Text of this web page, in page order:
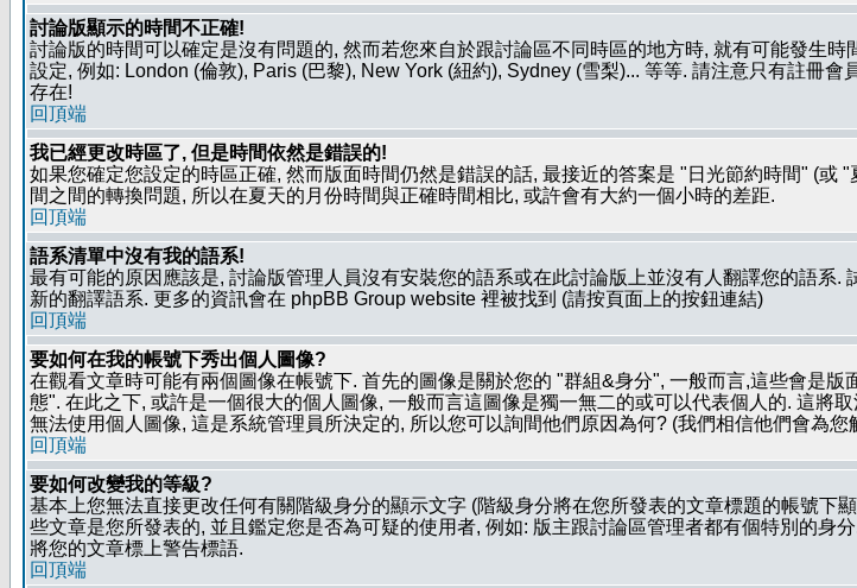
討論版顯示的時間不正確!
討論版的時間可以確定是沒有問題的, 然而若您來自於跟討論區不同時區的地方時, 就有可能發生
設定, 例如: London (倫敦), Paris (巴黎), New York (紐約), Sydney (雪梨)... 等等. 請注意只有註冊
存在!
回頂端
我已經更改時區了, 但是時間依然是錯誤的!
如果您確定您設定的時區正確, 然而版面時間仍然是錯誤的話, 最接近的答案是 "日光節約時間" (
間之間的轉換問題, 所以在夏天的月份時間與正確時間相比, 或許會有大約一個小時的差距.
回頂端
語系清單中沒有我的語系!
最有可能的原因應該是, 討論版管理人員沒有安裝您的語系或在此討論版上並沒有人翻譯您的語系
新的翻譯語系. 更多的資訊會在 phpBB Group website 裡被找到 (請按頁面上的按鈕連結)
回頂端
要如何在我的帳號下秀出個人圖像?
在觀看文章時可能有兩個圖像在帳號下. 首先的圖像是關於您的 "群組&身分", 一般而言,這些會是
態". 在此之下, 或許是一個很大的個人圖像, 一般而言這圖像是獨一無二的或可以代表個人的. 這將
無法使用個人圖像, 這是系統管理員所決定的, 所以您可以詢間他們原因為何? (我們相信他們會為您
回頂端
要如何改變我的等級?
基本上您無法直接更改任何有關階級身分的顯示文字 (階級身分將在您所發表的文章標題的帳號
些文章是您所發表的, 並且鑑定您是否為可疑的使用者, 例如: 版主跟討論區管理者都有個特別的身
將您的文章標上警告標語.
回頂端